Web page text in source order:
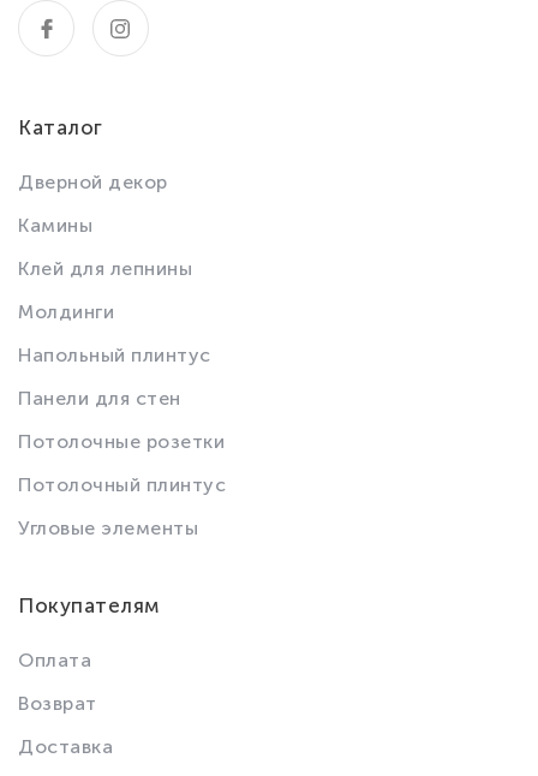
Каталог
Дверной декор
Камины
Клей для лепнины
Молдинги
Напольный плинтус
Панели для стен
Потолочные розетки
Потолочный плинтус
Угловые элементы
Покупателям
Оплата
Возврат
Доставка